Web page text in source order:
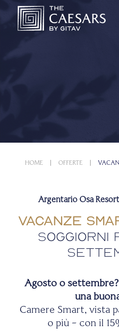
HOME OFFERTE
Argentario Osa
Vacanze
soggiorni
Agosto o
una
Camere Smart, vista
o più – con il